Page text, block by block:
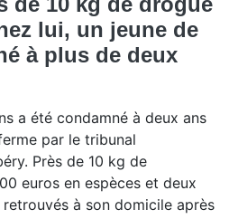
lui, un jeune de
à plus de deux
a été condamné à deux ans
par le tribunal
Près de 10 kg de
euros en espèces et deux
à son domicile après